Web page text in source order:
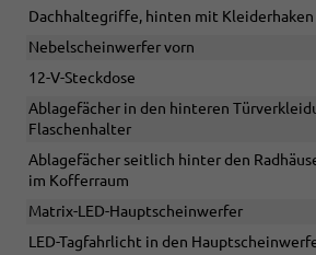
Dachhaltegriffe, hinten mit Kleiderhaken
Nebelscheinwerfer vorn
12-V-Steckdose
Ablagefächer in den hinteren
Flaschenhalter
Ablagefächer seitlich hinter den
im Kofferraum
Matrix-LED-Hauptscheinwerfer
LED-Tagfahrlicht in den